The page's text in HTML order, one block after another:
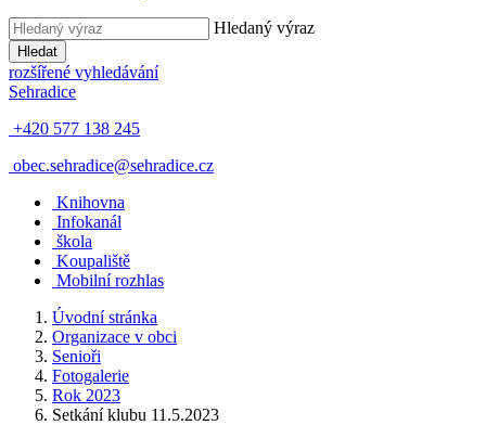
Hledaný výraz
Hledat
rozšířené vyhledávání
Sehradice
+420 577 138 245
obec.sehradice@sehradice.cz
Knihovna
Infokanál
škola
Koupaliště
Mobilní rozhlas
Úvodní stránka
Organizace v obci
Senioři
Fotogalerie
Rok 2023
Setkání klubu 11.5.2023